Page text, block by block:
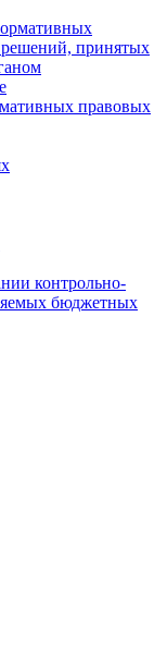
принятых
правовых
контрольно-
бюджетных